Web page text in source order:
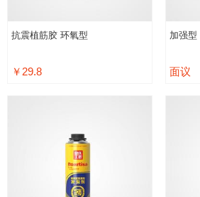
抗震植筋胶 环氧型
￥29.8
加强型
面议